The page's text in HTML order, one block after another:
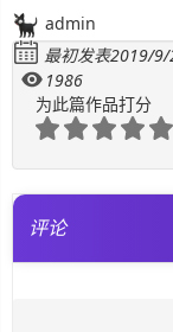
admin
最初发表2019/
1986
为此篇作品打分
评论